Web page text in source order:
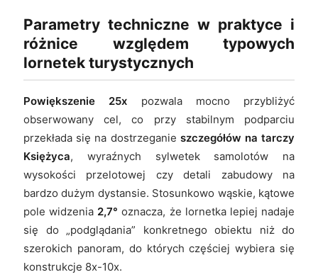
Parametry techniczne w praktyce i
różnice względem typowych
lornetek turystycznych
Powiększenie 25x pozwala mocno przybliżyć
obserwowany cel, co przy stabilnym podparciu
przekłada się na dostrzeganie szczegółów na tarczy
Księżyca, wyraźnych sylwetek samolotów na
wysokości przelotowej czy detali zabudowy na
bardzo dużym dystansie. Stosunkowo wąskie, kątowe
pole widzenia 2,7° oznacza, że lornetka lepiej nadaje
się do „podglądania” konkretnego obiektu niż do
szerokich panoram, do których częściej wybiera się
konstrukcje 8x-10x.